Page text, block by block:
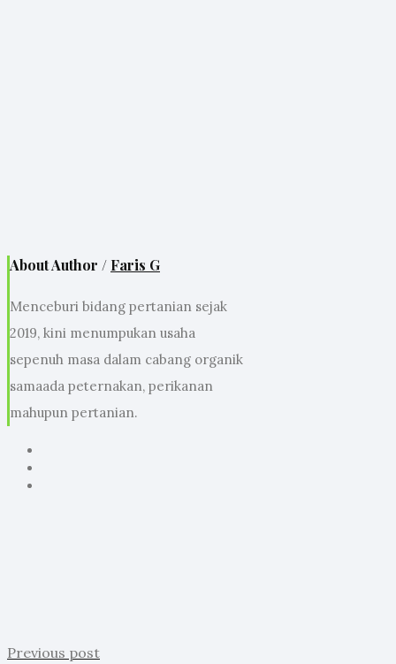
About Author / Faris G
Menceburi bidang pertanian sejak
2019, kini menumpukan usaha
sepenuh masa dalam cabang organik
samaada peternakan, perikanan
mahupun pertanian.
Previous post